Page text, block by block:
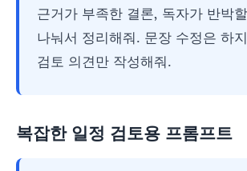
근거가 부족한 결론, 독자가 반박
나눠서 정리해줘. 문장 수정은 하
검토 의견만 작성해줘.
복잡한 일정 검토용 프롬프트